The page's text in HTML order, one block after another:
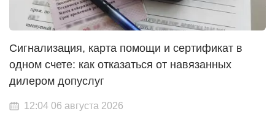
Сигнализация, карта помощи и сертификат в
одном счете: как отказаться от навязанных
дилером допуслуг
12:04 06 августа 2026